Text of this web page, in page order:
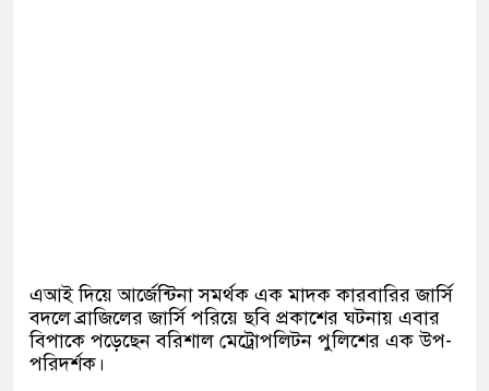
এআই দিয়ে আর্জেন্টিনা সমর্থক এক মাদক কারবারির জার্সি
বদলে ব্রাজিলের জার্সি পরিয়ে ছবি প্রকাশের ঘটনায় এবার
বিপাকে পড়েছেন বরিশাল মেট্রোপলিটন পুলিশের এক উপ-
পরিদর্শক।